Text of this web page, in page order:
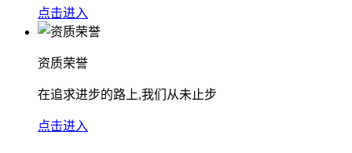
点击进入
资质荣誉
在追求进步的路上,我们从未止步
点击进入